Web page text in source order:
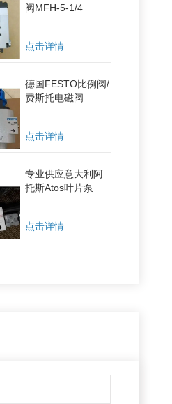
阀MFH-5-1/4
点击详情
德国FESTO比例阀/
费斯托电磁阀
点击详情
专业供应意大利阿
托斯Atos叶片泵
点击详情